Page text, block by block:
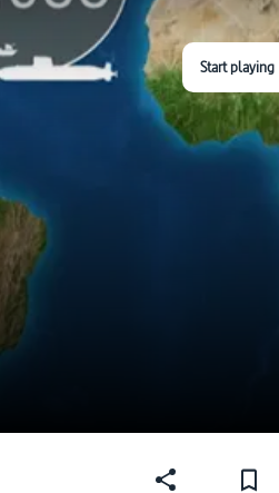
Start playing